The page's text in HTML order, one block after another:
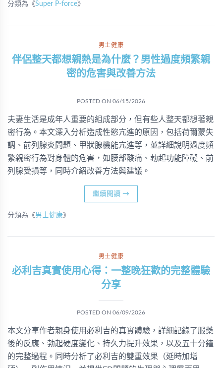
分類為《Super P-force》
男士健康
伴侶整天都想親熱是為什麼？男性過度頻繁親
密的危害與改善方法
POSTED ON 06/15/2026
夫妻生活是成年人重要的組成部分，但有些人整天都想著親
密行為。本文深入分析造成性慾亢進的原因，包括荷爾蒙失
調、前列腺炎問題、甲狀腺機能亢進等，並詳細說明過度頻
繁親密行為對身體的危害，如腰部酸痛、勃起功能障礙、前
列腺受損等，同時介紹改善方法與建議。
繼續閱讀 →
分類為《男士健康》
男士健康
必利吉真實使用心得：一整晚狂歡的完整體驗
分享
POSTED ON 06/09/2026
本文分享作者親身使用必利吉的真實體驗，詳細記錄了服藥
後的反應、勃起硬度變化、持久力提升效果，以及五十分鐘
的完整過程。同時分析了必利吉的雙重效果（延時加增